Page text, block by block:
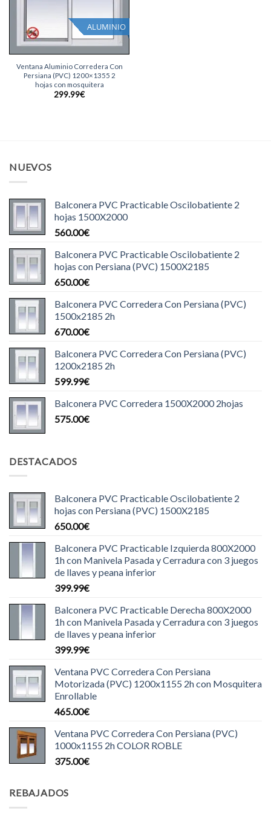
ALUMINIO
Ventana Aluminio Corredera Con
Persiana (PVC) 1200×1355 2
hojas con mosquitera
299.99€
NUEVOS
Balconera PVC Practicable Oscilobatiente 2
hojas 1500X2000
560.00€
Balconera PVC Practicable Oscilobatiente 2
hojas con Persiana (PVC) 1500X2185
650.00€
Balconera PVC Corredera Con Persiana (PVC)
1500x2185 2h
670.00€
Balconera PVC Corredera Con Persiana (PVC)
1200x2185 2h
599.99€
Balconera PVC Corredera 1500X2000 2hojas
575.00€
DESTACADOS
Balconera PVC Practicable Oscilobatiente 2
hojas con Persiana (PVC) 1500X2185
650.00€
Balconera PVC Practicable Izquierda 800X2000
1h con Manivela Pasada y Cerradura con 3 juegos
de llaves y peana inferior
399.99€
Balconera PVC Practicable Derecha 800X2000
1h con Manivela Pasada y Cerradura con 3 juegos
de llaves y peana inferior
399.99€
Ventana PVC Corredera Con Persiana
Motorizada (PVC) 1200x1155 2h con Mosquitera
Enrollable
465.00€
Ventana PVC Corredera Con Persiana (PVC)
1000x1155 2h COLOR ROBLE
375.00€
REBAJADOS